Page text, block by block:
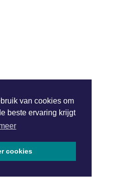
van cookies om
beste ervaring krijgt
cookies